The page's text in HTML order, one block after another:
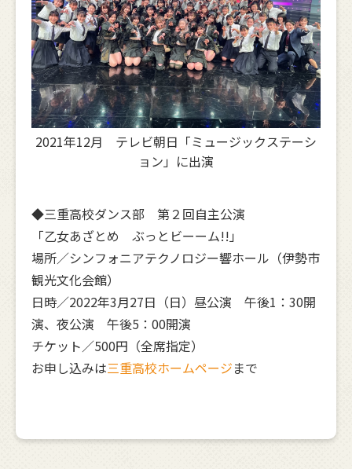
2021年12月 テレビ朝日「ミュージックステーシ
ョン」に出演
◆三重高校ダンス部 第２回自主公演
「乙女あざとめ ぶっとビーーム!!」
場所／シンフォニアテクノロジー響ホール（伊勢市
観光文化会館）
日時／2022年3月27日（日）昼公演 午後1：30開
演、夜公演 午後5：00開演
チケット／500円（全席指定）
お申し込みは三重高校ホームページまで